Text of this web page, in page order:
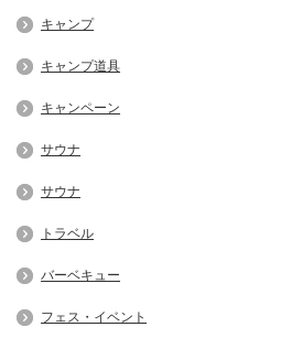
キャンプ
キャンプ道具
キャンペーン
サウナ
サウナ
トラベル
バーベキュー
フェス・イベント